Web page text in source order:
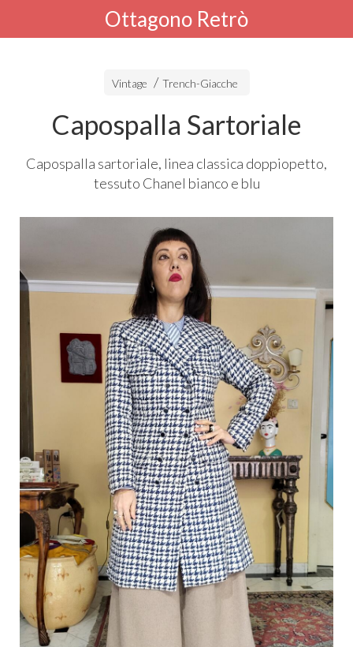
Ottagono Retrò
Vintage Trench-Giacche
Capospalla Sartoriale
Capospalla sartoriale, linea classica doppiopetto,
tessuto Chanel bianco e blu